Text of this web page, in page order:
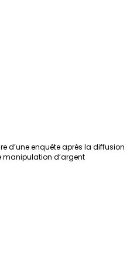
d’une enquête après la diffusion
manipulation d’argent